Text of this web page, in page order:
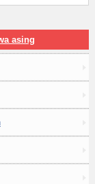
asing